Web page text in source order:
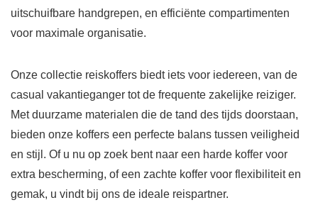
uitschuifbare handgrepen, en efficiënte compartimenten
voor maximale organisatie.
Onze collectie reiskoffers biedt iets voor iedereen, van de
casual vakantieganger tot de frequente zakelijke reiziger.
Met duurzame materialen die de tand des tijds doorstaan,
bieden onze koffers een perfecte balans tussen veiligheid
en stijl. Of u nu op zoek bent naar een harde koffer voor
extra bescherming, of een zachte koffer voor flexibiliteit en
gemak, u vindt bij ons de ideale reispartner.